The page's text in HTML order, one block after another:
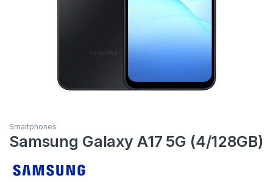
Smartphones
Samsung Galaxy A17 5G (4/128GB)